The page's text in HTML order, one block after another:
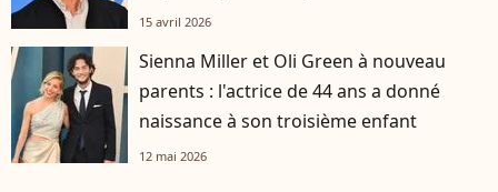
15 avril 2026
Sienna Miller et Oli Green à nouveau
parents : l'actrice de 44 ans a donné
naissance à son troisième enfant
12 mai 2026